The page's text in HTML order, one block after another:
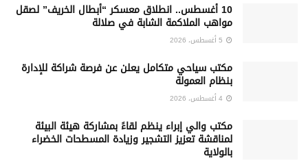
10 أغسطس.. انطلاق معسكر “أبطال الخريف” لصقل
مواهب الملاكمة الشابة في صلالة
‏مكتب سياحي متكامل يعلن عن فرصة شراكة للإدارة
بنظام العمولة
مكتب والي إبراء ينظم لقاءً بمشاركة هيئة البيئة
لمناقشة تعزيز التشجير وزيادة المسطحات الخضراء
بالولاية